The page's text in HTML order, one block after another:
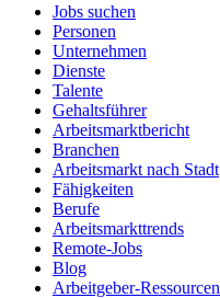
Jobs suchen
Personen
Unternehmen
Dienste
Talente
Gehaltsführer
Arbeitsmarktbericht
Branchen
Arbeitsmarkt nach Stadt
Fähigkeiten
Berufe
Arbeitsmarkttrends
Remote-Jobs
Blog
Arbeitgeber-Ressourcen